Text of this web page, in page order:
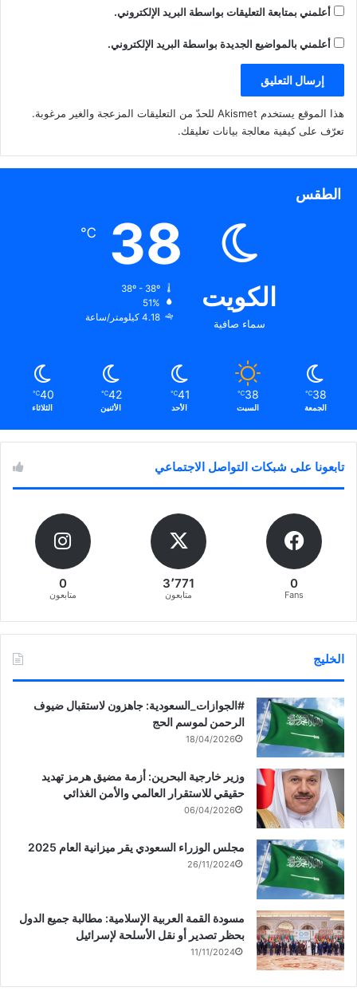
أعلمني بمتابعة التعليقات بواسطة البريد الإلكتروني.
أعلمني بالمواضيع الجديدة بواسطة البريد الإلكتروني.
هذا الموقع يستخدم Akismet للحدّ من التعليقات المزعجة والغير مرغوبة.
تعرّف على كيفية معالجة بيانات تعليقك.
الطقس
الكويت
سماء صافية
38
℃
51%
4.18 كيلومتر/ساعة
38
℃
الجمعة
38
℃
السبت
41
℃
الأحد
42
℃
الأثنين
40
℃
الثلاثاء
تابعونا على شبكات التواصل الاجتماعي
0
Fans
3٬771
متابعون
0
متابعون
الخليج
‏‎#الجوازات_السعودية: جاهزون لاستقبال ضيوف
الرحمن لموسم الحج
18/04/2026
وزير خارجية البحرين: أزمة مضيق هرمز تهديد
حقيقي للاستقرار العالمي والأمن الغذائي
06/04/2026
مجلس الوزراء السعودي يقر ميزانية العام 2025
26/11/2024
مسودة القمة العربية الإسلامية: مطالبة جميع الدول
بحظر تصدير أو نقل الأسلحة لإسرائيل
11/11/2024